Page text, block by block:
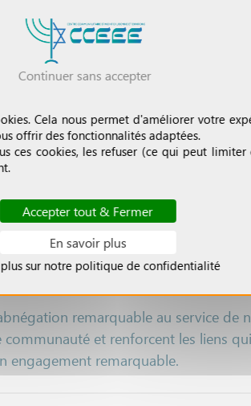
Cela nous permet d'améliorer votre
offrir des fonctionnalités adaptées.
ces cookies, les refuser (ce qui peut limiter
Accepter tout & Fermer
Continuer sans accepter
En savoir plus
plus sur notre politique de confidentialité
remarquable au service de
et renforcent les liens
engagement remarquable.